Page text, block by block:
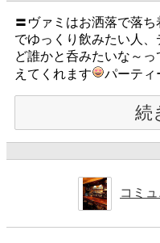
〓ヴァミはお洒落で落ち
でゆっくり飲みたい人
ど誰かと呑みたいな～
えてくれます
パーティ
続
コミ